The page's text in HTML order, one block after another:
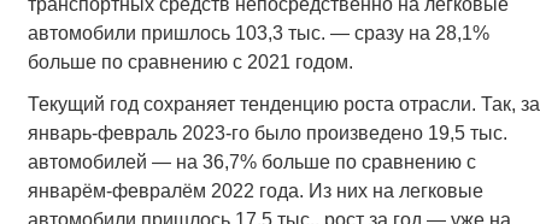
автомобили пришлось 103,3 тыс. — сразу на 28,1%
больше по сравнению с 2021 годом.
Текущий год сохраняет тенденцию роста отрасли. Так, за
январь-февраль 2023-го было произведено 19,5 тыс.
автомобилей — на 36,7% больше по сравнению с
январём-февралём 2022 года. Из них на легковые
автомобили пришлось 17,5 тыс., рост за год — уже на